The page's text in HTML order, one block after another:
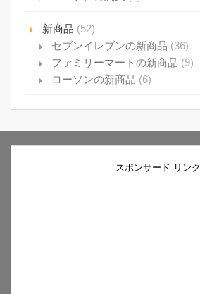
新商品 (52)
セブンイレブンの新商品 (36)
ファミリーマートの新商品 (9)
ローソンの新商品 (6)
スポンサード リンク